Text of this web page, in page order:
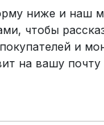
заказов.
стоимость — от
Сервис:
ниже и наш
чтобы
и
на вашу почту